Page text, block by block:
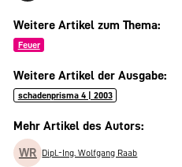
Weitere Artikel zum Thema:
Feuer
Weitere Artikel der Ausgabe:
schadenprisma 4 | 2003
Mehr Artikel des Autors:
WR Dipl.-Ing. Wolfgang Raab